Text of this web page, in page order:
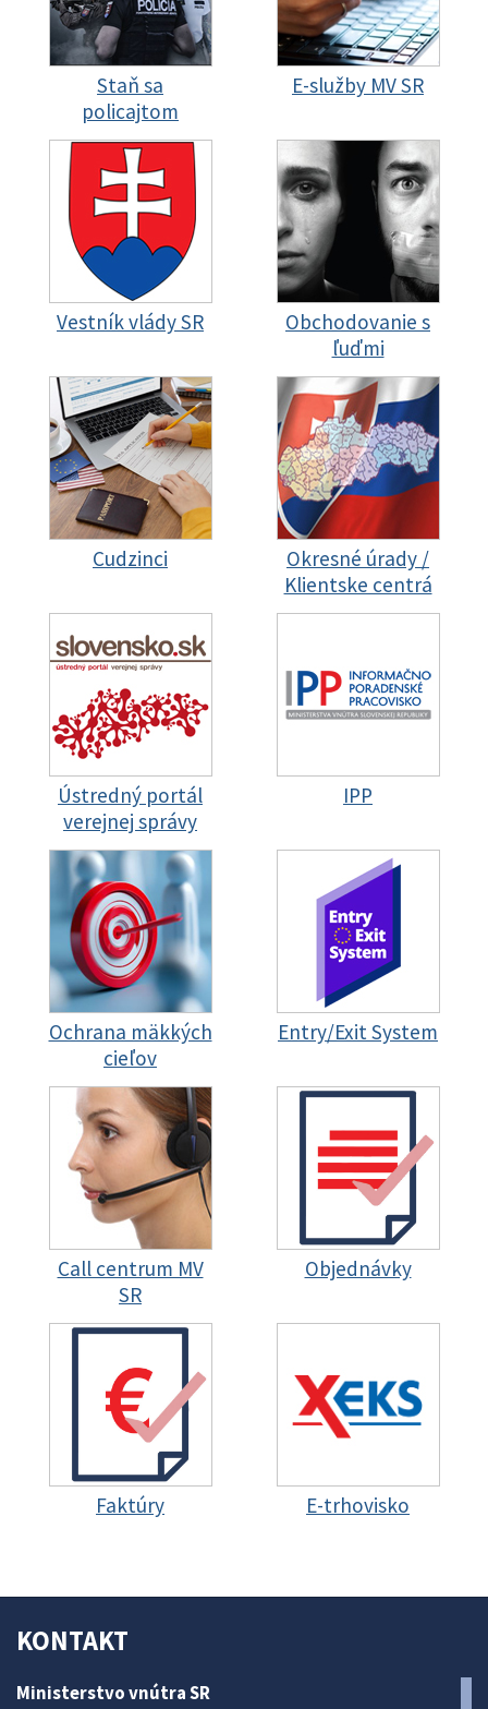
Staň sa
policajtom
E-služby MV SR
Vestník vlády SR
Obchodovanie s
ľuďmi
Cudzinci
Okresné úrady /
Klientske centrá
Ústredný portál
verejnej správy
IPP
Ochrana mäkkých
cieľov
Entry/Exit System
Call centrum MV
SR
Objednávky
Faktúry E-trhovisko
KONTAKT
Ministerstvo vnútra SR